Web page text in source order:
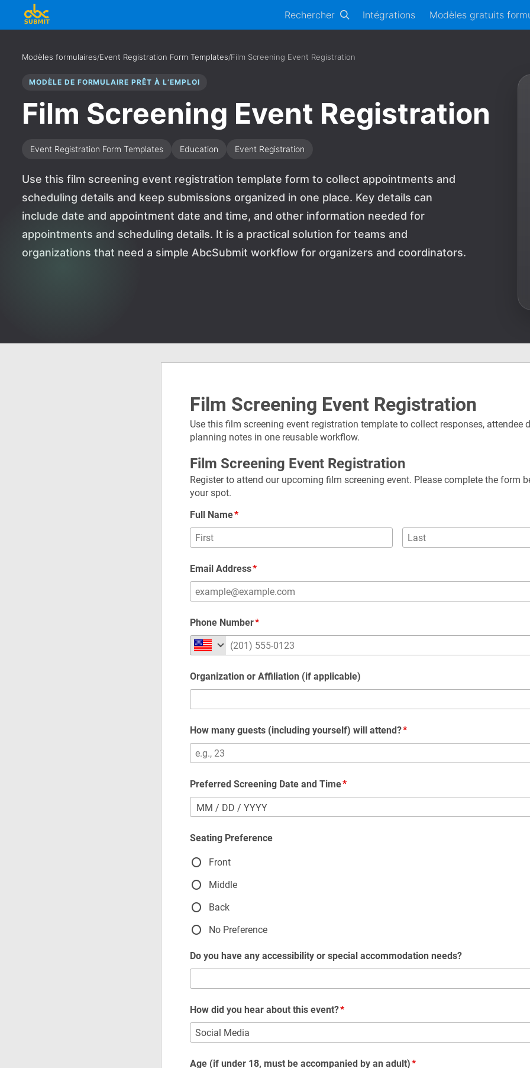
Rechercher Intégrations Modèles gratuits
Modèles formulaires/Event Registration Form Templates/Film Screening Event Registration
MODÈLE DE FORMULAIRE PRÊT À L’EMPLOI
Film Screening Event Registration
Event Registration Form Templates Education Event Registration
Use this film screening event registration template form to collect appointments and
scheduling details and keep submissions organized in one place. Key details can
include date and appointment date and time, and other information needed for
appointments and scheduling details. It is a practical solution for teams and
organizations that need a simple AbcSubmit workflow for organizers and coordinators.